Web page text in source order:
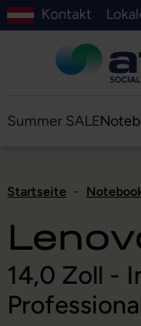
springen
Suche springen
ZurZur Navigation
Kontakt
Summer SALE
Startseite -
14,0 Zoll -